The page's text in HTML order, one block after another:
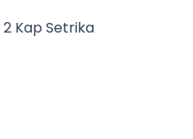
2 Kap Setrika